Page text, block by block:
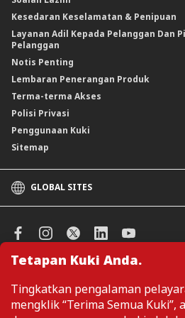
Tetapan Kuki Anda.
Tingkatkan pengalaman
mengklik “Terima Semua Kuki”,
Kesedaran Keselamatan & Penipuan
Layanan Adil Kepada Pelanggan Dan
Pelanggan
Notis Penting
Lembaran Penerangan Produk
Terma-terma Akses
Polisi Privasi
Penggunaan Kuki
Sitemap
GLOBAL SITES
CIMB Islamic
CIMB Bank (SG)
CIMB Bank (KH)
CIMB Thai
CIMB Bank (PH)